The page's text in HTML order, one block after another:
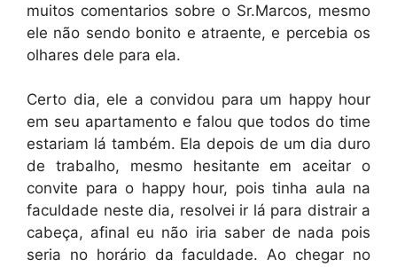
muitos comentarios sobre o Sr.Marcos, mesmo
ele não sendo bonito e atraente, e percebia os
olhares dele para ela.
Certo dia, ele a convidou para um happy hour
em seu apartamento e falou que todos do time
estariam lá também. Ela depois de um dia duro
de trabalho, mesmo hesitante em aceitar o
convite para o happy hour, pois tinha aula na
faculdade neste dia, resolvei ir lá para distrair a
cabeça, afinal eu não iria saber de nada pois
seria no horário da faculdade. Ao chegar no